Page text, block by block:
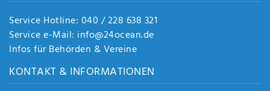
Service Hotline: 040 / 228 638 321
Service e-Mail: info@24ocean.de
Infos für Behörden & Vereine
KONTAKT & INFORMATIONEN